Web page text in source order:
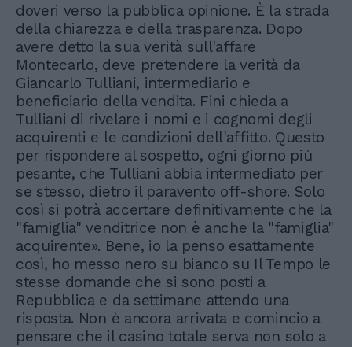
doveri verso la pubblica opinione. È la strada
della chiarezza e della trasparenza. Dopo
avere detto la sua verità sull'affare
Montecarlo, deve pretendere la verità da
Giancarlo Tulliani, intermediario e
beneficiario della vendita. Fini chieda a
Tulliani di rivelare i nomi e i cognomi degli
acquirenti e le condizioni dell'affitto. Questo
per rispondere al sospetto, ogni giorno più
pesante, che Tulliani abbia intermediato per
se stesso, dietro il paravento off-shore. Solo
così si potrà accertare definitivamente che la
"famiglia" venditrice non è anche la "famiglia"
acquirente». Bene, io la penso esattamente
così, ho messo nero su bianco su Il Tempo le
stesse domande che si sono posti a
Repubblica e da settimane attendo una
risposta. Non è ancora arrivata e comincio a
pensare che il casino totale serva non solo a